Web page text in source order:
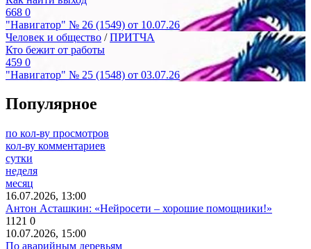
668 0
"Навигатор" № 26 (1549) от 10.07.26
Человек и общество /ПРИТЧА
Кто бежит от работы
459 0
"Навигатор" № 25 (1548) от 03.07.26
Популярное
по кол-ву просмотров
кол-ву комментариев
сутки
неделя
месяц
16.07.2026, 13:00
Антон Асташкин: «Нейросети – хорошие помощники!»
1121 0
10.07.2026, 15:00
По аварийным деревьям